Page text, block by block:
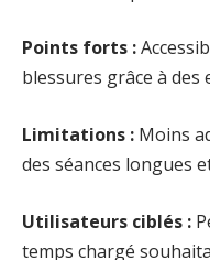
Points forts :
blessures grâce à des
Limitations : Moins
des séances longues
Utilisateurs ciblés :
temps chargé